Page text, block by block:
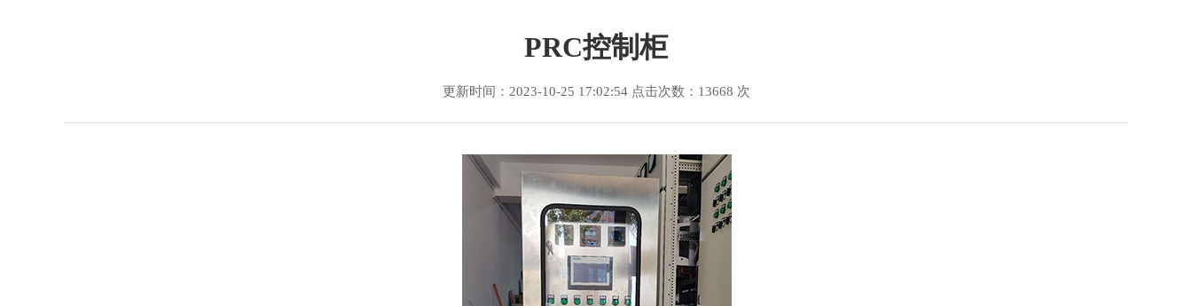
PRC控制柜
更新时间：2023-10-25 17:02:54 点击次数：13668 次